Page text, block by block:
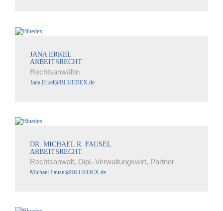
JANA ERKEL
ARBEITSRECHT
Rechtsanwältin
Jana.Erkel@BLUEDEX.de
DR. MICHAEL R. FAUSEL
ARBEITSRECHT
Rechtsanwalt, Dipl.-Verwaltungswirt, Partner
Michael.Fausel@BLUEDEX.de